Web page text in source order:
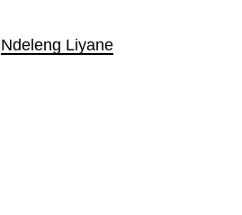
Ndeleng Liyane